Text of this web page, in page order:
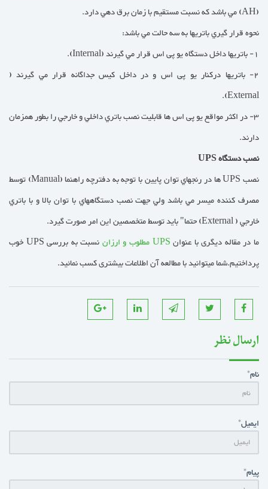
(AH) مي باشد كه نسبت مستقيم با زمان برق دهي دارد.
نحوه قرار گيري باتريها به سه حالت مي باشد:
1- باتريها داخل دستگاه یو پی اس قرار مي گيرند (Internal).
2- باتريها دركنار یو پی اس و در داخل كيس جداگانه قرار مي گيرند (
External).
3- در اكثر مواقع یو پی اس ها قابليت نصب باتري داخلي و خارجي را بطور همزمان
دارند.
نصب دستگاه UPS
نصب UPS ها در رنجهاي توان پايين با توجه به دفترچه راهنما (Manual) توسط
مصرف كننده ميسر مي باشد ولي جهت نصب دستگاههاي با توان بالا و با باتري
خارجي ( External) حتما" بايد توسط متخصصين اين امر صورت گيرد.
ما در مقاله دیگری با عنوانUPS مطلوب و ارزان
نسبت به بررسی UPS خوب
پرداختیم.شما میتوانید با مطالعه آن اطلاعات بیشتری کسب نمائید.
ارسال نظر
نام*
ایمیل*
پیام*